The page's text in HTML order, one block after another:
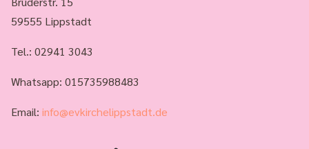
59555 Lippstadt
Tel.: 02941 3043
Whatsapp: 015735988483
Email: info@evkirchelippstadt.de